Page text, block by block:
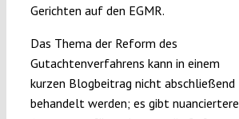
Gerichten auf den EGMR.
Das Thema der Reform des
Gutachtenverfahrens kann in einem
kurzen Blogbeitrag nicht abschließend
behandelt werden; es gibt nuanciertere